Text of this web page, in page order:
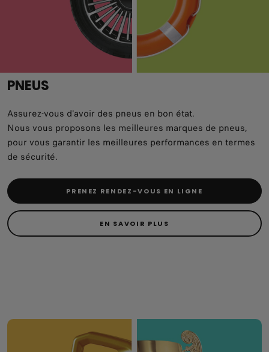
PNEUS
Assurez-vous d'avoir des pneus en bon état.
Nous vous proposons les meilleures marques de pneus,
pour vous garantir les meilleures performances en termes
de sécurité.
PRENEZ RENDEZ-VOUS EN LIGNE
EN SAVOIR PLUS